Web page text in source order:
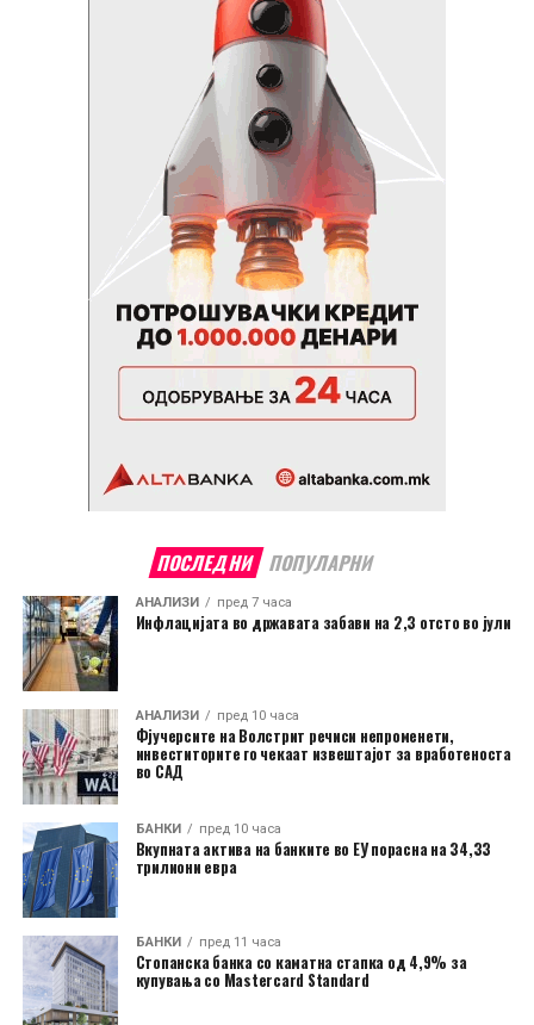
ПОСЛЕДНИ ПОПУЛАРНИ
АНАЛИЗИ пред 7 часа
Инфлацијата во државата забави на 2,3 отсто во јули
АНАЛИЗИ пред 10 часа
Фјучерсите на Волстрит речиси непроменети,
инвеститорите го чекаат извештајот за вработеноста
во САД
БАНКИ пред 10 часа
Вкупната актива на банките во ЕУ порасна на 34,33
трилиони евра
БАНКИ пред 11 часа
Стопанска банка со каматна стапка од 4,9% за
купувања со Mastercard Standard